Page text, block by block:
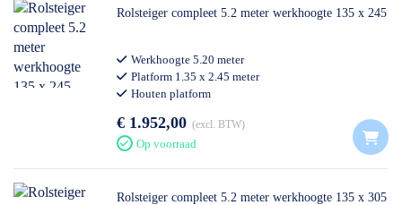
Rolsteiger compleet 5.2 meter werkhoogte 135 x 245
Werkhoogte 5.20 meter
Platform 1.35 x 2.45 meter
Houten platform
€ 1.952,00 excl. BTW
Op voorraad
Rolsteiger compleet 5.2 meter werkhoogte 135 x 305